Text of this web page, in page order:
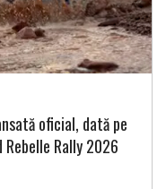
oficial, dată pe
Rally 2026